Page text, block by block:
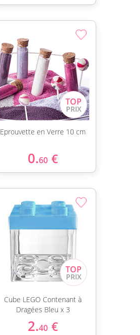
Eprouvette en Verre 10 cm
0.60 €
Cube LEGO Contenant à
Dragées Bleu x 3
2.40 €